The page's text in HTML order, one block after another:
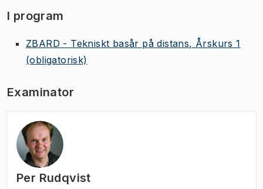
I program
ZBARD - Tekniskt basår på distans, Årskurs 1
(obligatorisk)
Examinator
Per Rudqvist